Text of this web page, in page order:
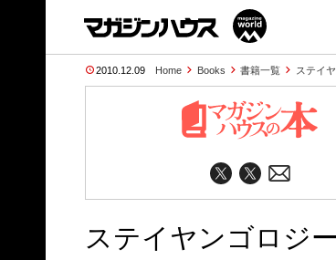
2010.12.09 Home Books 書籍一覧 ステイ
ステイヤンゴロジ